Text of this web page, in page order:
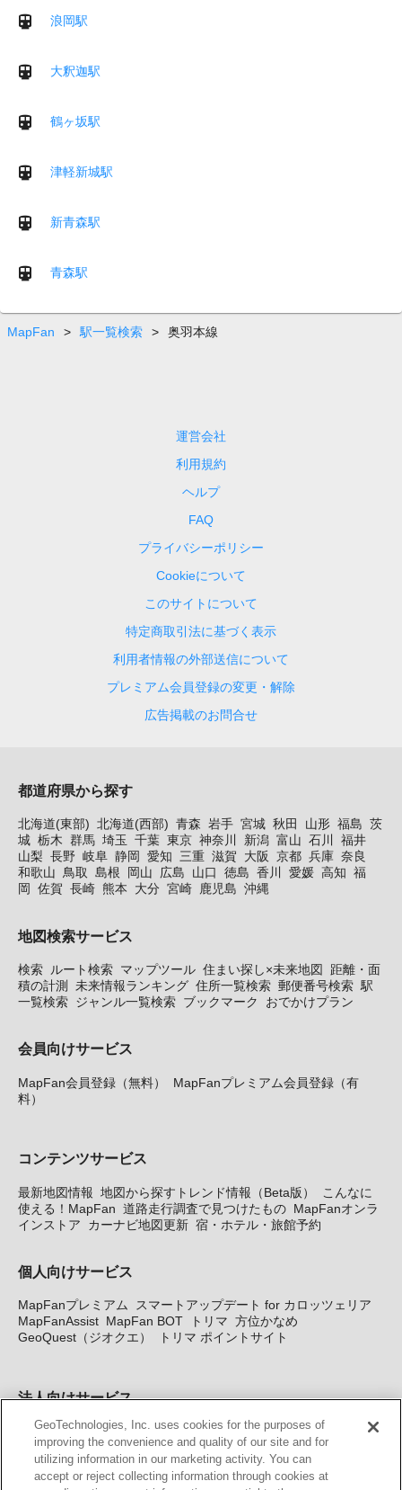
浪岡駅
大釈迦駅
鶴ヶ坂駅
津軽新城駅
新青森駅
青森駅
MapFan > 駅一覧検索 > 奥羽本線
運営会社
利用規約
ヘルプ
FAQ
プライバシーポリシー
Cookieについて
このサイトについて
特定商取引法に基づく表示
利用者情報の外部送信について
プレミアム会員登録の変更・解除
広告掲載のお問合せ
都道府県から探す
北海道(東部) 北海道(西部) 青森 岩手 宮城 秋田 山形 福島 茨
城 栃木 群馬 埼玉 千葉 東京 神奈川 新潟 富山 石川
福井
山梨 長野 岐阜 静岡 愛知 三重 滋賀 大阪 京都 兵庫 奈良
和歌山 鳥取 島根 岡山 広島 山口 徳島 香川 愛媛 高知 福
岡
佐賀 長崎 熊本 大分 宮崎 鹿児島 沖縄
地図検索サービス
検索 ルート検索 マップツール 住まい探し×未来地図
距離・面
積の計測
未来情報ランキング 住所一覧検索 郵便番号検索 駅
一覧検索 ジャンル一覧検索 ブックマーク おでかけプラン
会員向けサービス
MapFan会員登録（無料）
MapFanプレミアム会員登録（有
料）
コンテンツサービス
最新地図情報 地図から探すトレンド情報（Beta版）
こんなに
使える！MapFan 道路走行調査で見つけたもの MapFanオンラ
インストア
カーナビ地図更新 宿・ホテル・旅館予約
個人向けサービス
MapFanプレミアム
スマートアップデート for カロッツェリア
MapFanAssist MapFan BOT トリマ 方位かなめ
GeoQuest（ジオクエ）
トリマ ポイントサイト
法人向けサービス
法人向け地図・位置情報サービス WEBサイト・システム向け地
図API Windows PC向け地図開発キット MapFan DB 住所確認
サービス
MAP WORLD+ トリマ広告 Geo-Research
GeoTechnologies, Inc. uses cookies for the purposes of
improving the convenience and quality of our site and for
utilizing information in our marketing activity. You can
accept or reject collecting information through cookies at